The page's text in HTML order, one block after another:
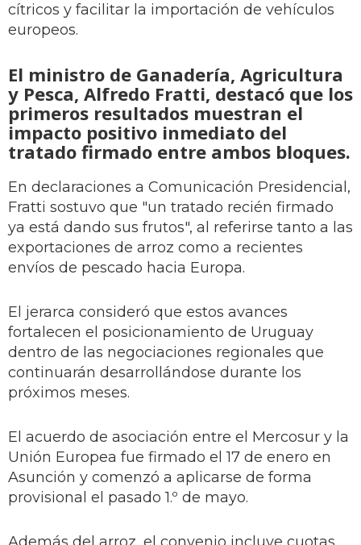
cítricos y facilitar la importación de vehículos
europeos.
El ministro de Ganadería, Agricultura
y Pesca, Alfredo Fratti, destacó que los
primeros resultados muestran el
impacto positivo inmediato del
tratado firmado entre ambos bloques.
En declaraciones a Comunicación Presidencial,
Fratti sostuvo que "un tratado recién firmado
ya está dando sus frutos", al referirse tanto a las
exportaciones de arroz como a recientes
envíos de pescado hacia Europa.
El jerarca consideró que estos avances
fortalecen el posicionamiento de Uruguay
dentro de las negociaciones regionales que
continuarán desarrollándose durante los
próximos meses.
El acuerdo de asociación entre el Mercosur y la
Unión Europea fue firmado el 17 de enero en
Asunción y comenzó a aplicarse de forma
provisional el pasado 1.º de mayo.